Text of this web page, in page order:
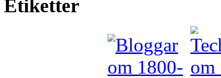
Etiketter